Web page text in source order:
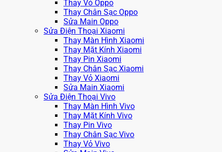
Thay Vỏ Oppo
Thay Chân Sạc Oppo
Sửa Main Oppo
Sửa Điện Thoại Xiaomi
Thay Màn Hình Xiaomi
Thay Mặt Kính Xiaomi
Thay Pin Xiaomi
Thay Chân Sạc Xiaomi
Thay Vỏ Xiaomi
Sửa Main Xiaomi
Sửa Điện Thoại Vivo
Thay Màn Hình Vivo
Thay Mặt Kính Vivo
Thay Pin Vivo
Thay Chân Sạc Vivo
Thay Vỏ Vivo